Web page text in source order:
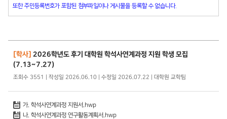
또한 주민등록번호가 포함된 첨부파일이나 게시물을 등록할 수 없습니다.
[학사] 2026학년도 후기 대학원 학석사연계과정 지원 학생 모집
(7.13~7.27)
조회수 3551 | 작성일 2026.06.10 | 수정일 2026.07.22 | 대학원 교학팀
가. 학석사연계과정 지원서.hwp
나. 학석사연계과정 연구활동계획서.hwp